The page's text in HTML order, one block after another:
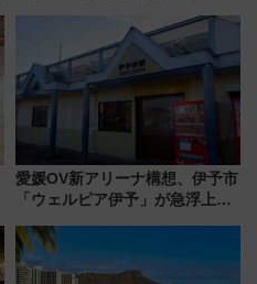
愛媛OV新アリーナ構想、伊予市
「ウェルピア伊予」が急浮上！
で探る鉄道アクセスの未来